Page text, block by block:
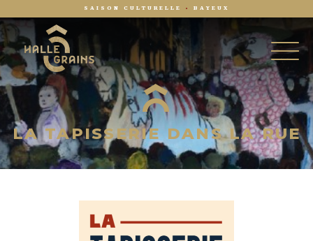
SAISON CULTURELLE •BAYEUX
LA TAPISSERIE DANS LA RUE